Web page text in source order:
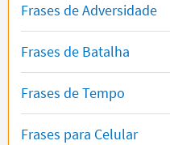
Frases de Adversidade
Frases de Batalha
Frases de Tempo
Frases para Celular